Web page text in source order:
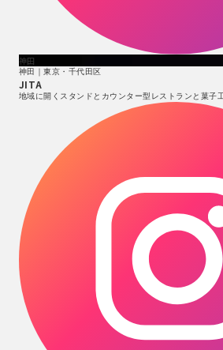
神田
神田｜東京・千代田区
JITA
地域に開くスタンドとカウンター型レストランと菓子